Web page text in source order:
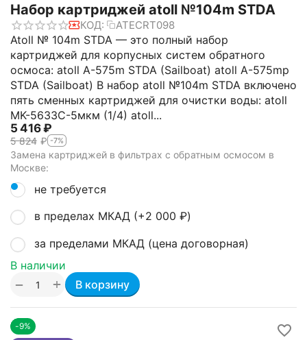
Набор картриджей atoll №104m STDA
КОД: ATECRT098
Atoll № 104m STDA — это полный набор
картриджей для корпусных систем обратного
осмоса: atoll A-575m STDA (Sailboat) atoll A-575mp
STDA (Sailboat) В набор atoll №104m STDA включено
пять сменных картриджей для очистки воды: atoll
MK-5633C-5мкм (1/4) atoll...
5 416 ₽
5 824 ₽ -7%
Замена картриджей в фильтрах с обратным осмосом в
Москве:
не требуется
в пределах МКАД (+2 000 ₽)
за пределами МКАД (цена договорная)
В наличии
+
− В корзину
-9%